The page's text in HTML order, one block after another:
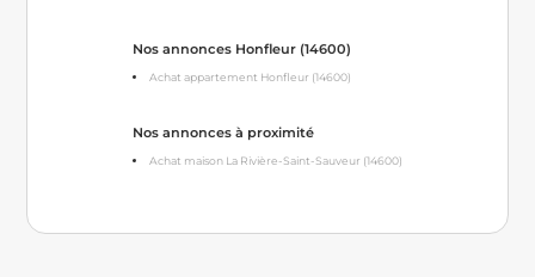
Nos annonces Honfleur (14600)
Achat appartement Honfleur (14600)
Nos annonces à proximité
Achat maison La Rivière-Saint-Sauveur (14600)